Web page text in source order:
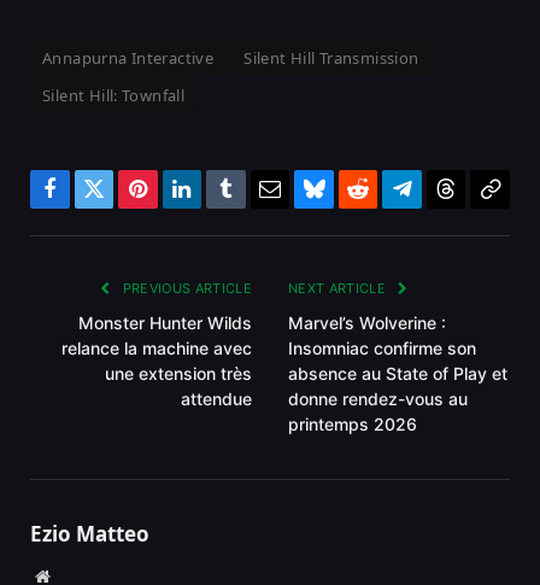
Annapurna Interactive
Silent Hill Transmission
Silent Hill: Townfall
Facebook
TwitterPinterestLinkedInTumblrEmailBlueskyRedditTelegram
PREVIOUS ARTICLE
Monster Hunter Wilds
relance la machine avec
une extension très
attendue
NEXT ARTICLE
Marvel’s Wolverine :
Insomniac confirme son
absence au State of Play et
donne rendez-vous au
printemps 2026
Ezio Matteo
Website